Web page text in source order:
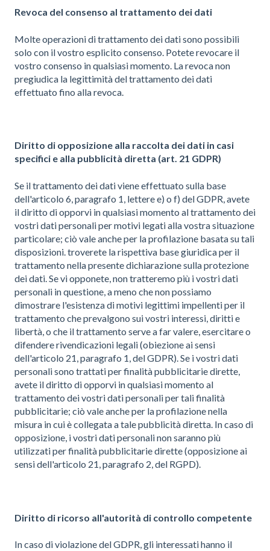
Revoca del consenso al trattamento dei dati
Molte operazioni di trattamento dei dati sono possibili
solo con il vostro esplicito consenso. Potete revocare il
vostro consenso in qualsiasi momento. La revoca non
pregiudica la legittimità del trattamento dei dati
effettuato fino alla revoca.
Diritto di opposizione alla raccolta dei dati in casi
specifici e alla pubblicità diretta (art. 21 GDPR)
Se il trattamento dei dati viene effettuato sulla base
dell'articolo 6, paragrafo 1, lettere e) o f) del GDPR, avete
il diritto di opporvi in qualsiasi momento al trattamento dei
vostri dati personali per motivi legati alla vostra situazione
particolare; ciò vale anche per la profilazione basata su tali
disposizioni. troverete la rispettiva base giuridica per il
trattamento nella presente dichiarazione sulla protezione
dei dati. Se vi opponete, non tratteremo più i vostri dati
personali in questione, a meno che non possiamo
dimostrare l'esistenza di motivi legittimi impellenti per il
trattamento che prevalgono sui vostri interessi, diritti e
libertà, o che il trattamento serve a far valere, esercitare o
difendere rivendicazioni legali (obiezione ai sensi
dell'articolo 21, paragrafo 1, del GDPR). Se i vostri dati
personali sono trattati per finalità pubblicitarie dirette,
avete il diritto di opporvi in qualsiasi momento al
trattamento dei vostri dati personali per tali finalità
pubblicitarie; ciò vale anche per la profilazione nella
misura in cui è collegata a tale pubblicità diretta. In caso di
opposizione, i vostri dati personali non saranno più
utilizzati per finalità pubblicitarie dirette (opposizione ai
sensi dell'articolo 21, paragrafo 2, del RGPD).
Diritto di ricorso all'autorità di controllo competente
In caso di violazione del GDPR, gli interessati hanno il